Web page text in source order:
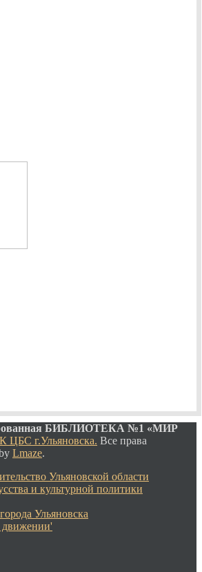
БИБЛИОТЕКА №1 «МИР
ЦБС г.Ульяновска. Все права
Lmaze.